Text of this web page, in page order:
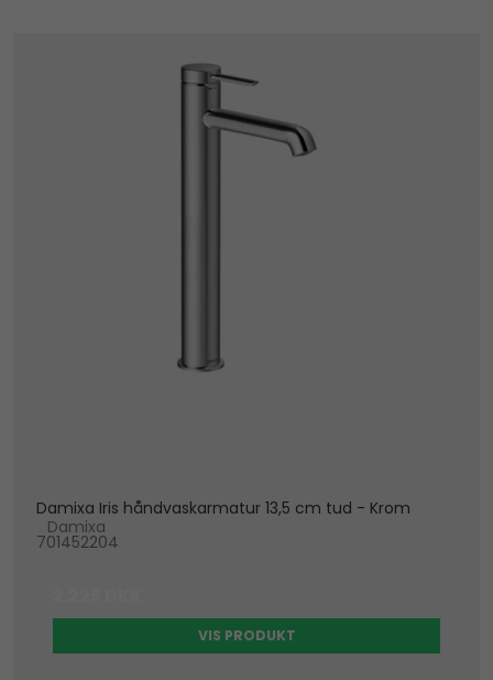
Damixa Iris håndvaskarmatur 13,5 cm tud - Krom
Damixa
701452204
VIS PRODUKT